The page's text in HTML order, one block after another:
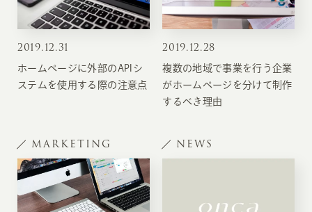
2019.12.31
ホームページに外部のAPIシ
ステムを使用する際の注意点
2019.12.28
複数の地域で事業を行う企業
がホームページを分けて制作
するべき理由
MARKETING NEWS